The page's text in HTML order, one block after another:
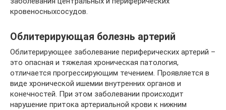
кровеносныхсосудов.
Облитерирующая болезнь артерий
Облитерирующее заболевание периферических артерий –
это опасная и тяжелая хроническая патология,
отличается прогрессирующим течением. Проявляется в
виде хронической ишемии внутренних органов и
конечностей. При этом заболевании происходит
нарушение притока артериальной крови к нижним